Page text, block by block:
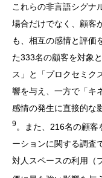
これらの非言語シグナ
場合だけでなく、顧客
も、相互の感情と評価
た333名の顧客を対象
ス」と「プロクセミク
響を与え、一方で「キ
感情の発生に直接的な
9。また、216名の顧
ーションに関する調査
対人スペースの利用（